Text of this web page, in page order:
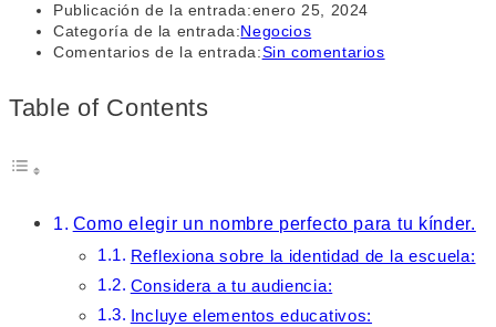
Publicación de la entrada:enero 25, 2024
Categoría de la entrada:Negocios
Comentarios de la entrada:Sin comentarios
Table of Contents
Como elegir un nombre perfecto para tu kínder.
Reflexiona sobre la identidad de la escuela:
Considera a tu audiencia:
Incluye elementos educativos: